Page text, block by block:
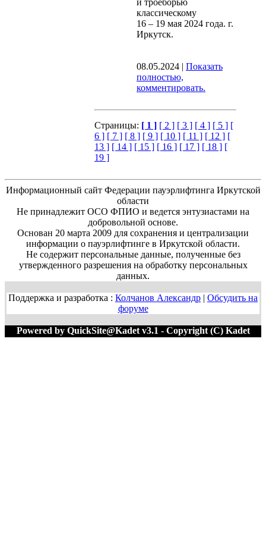
и троеборью
классическому
16 – 19 мая 2024 года. г.
Иркутск.
08.05.2024 | Показать
полностью,
комментировать.
Страницы: [ 1 ] [ 2 ] [ 3 ] [ 4 ] [ 5 ] [
6 ] [ 7 ] [ 8 ] [ 9 ] [ 10 ] [ 11 ] [ 12 ] [
13 ] [ 14 ] [ 15 ] [ 16 ] [ 17 ] [ 18 ] [
19 ]
Информационный сайт Федерации пауэрлифтинга Иркутской
области
Не принадлежит ОСО ФПИО и ведется энтузиастами на
добровольной основе.
Основан 20 марта 2009 для сохранения и централизации
информации о пауэрлифтинге в Иркутской области.
Не содержит персональные данные, полученные без
утвержденного разрешения на обработку персональных
данных.
Поддержка и разработка : Колчанов Александр | Обсудить на
форуме
Powered by QuickSite@Kadet v3.1 - Copyright (C) Kadet